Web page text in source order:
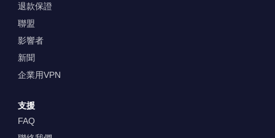
退款保證
聯盟
影響者
新聞
企業用VPN
支援
FAQ